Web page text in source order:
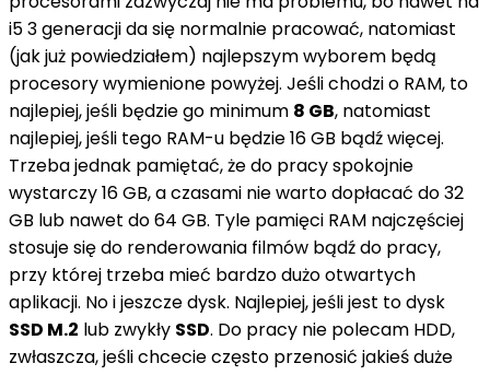
i5 3 generacji da się normalnie pracować, natomiast
(jak już powiedziałem) najlepszym wyborem będą
procesory wymienione powyżej. Jeśli chodzi o RAM, to
najlepiej, jeśli będzie go minimum 8 GB, natomiast
najlepiej, jeśli tego RAM-u będzie 16 GB bądź więcej.
Trzeba jednak pamiętać, że do pracy spokojnie
wystarczy 16 GB, a czasami nie warto dopłacać do 32
GB lub nawet do 64 GB. Tyle pamięci RAM najczęściej
stosuje się do renderowania filmów bądź do pracy,
przy której trzeba mieć bardzo dużo otwartych
aplikacji. No i jeszcze dysk. Najlepiej, jeśli jest to dysk
SSD M.2 lub zwykły SSD. Do pracy nie polecam HDD,
zwłaszcza, jeśli chcecie często przenosić jakieś duże